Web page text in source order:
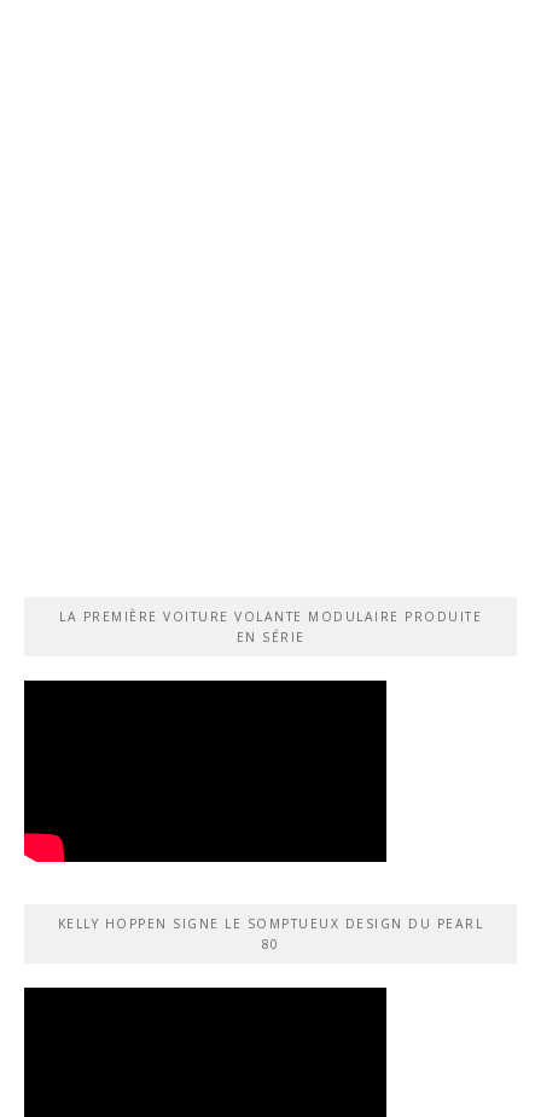
LA PREMIÈRE VOITURE VOLANTE MODULAIRE PRODUITE
EN SÉRIE
KELLY HOPPEN SIGNE LE SOMPTUEUX DESIGN DU PEARL
80